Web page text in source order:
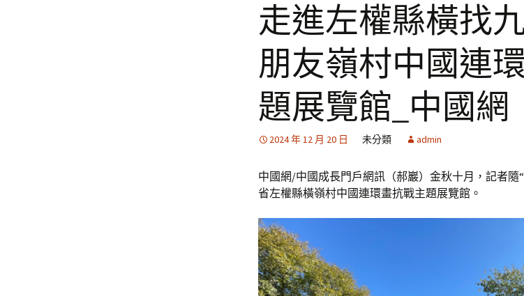
走進左權縣橫找
朋友嶺村中國連
題展覽館_中國網
2024 年 12 月 20 日 未分類 admin
中國網/中國成長門戶網訊（郝巖）金秋十月，記者隨
省左權縣橫嶺村中國連環畫抗戰主題展覽館。